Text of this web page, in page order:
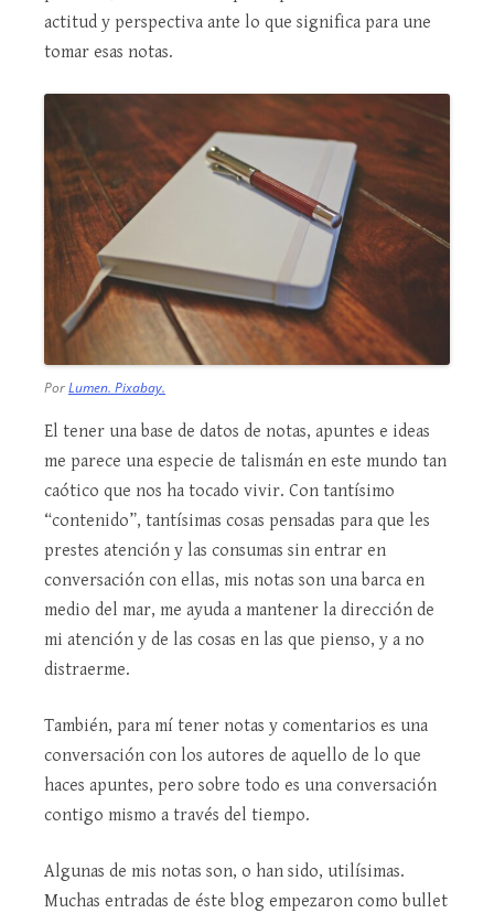
actitud y perspectiva ante lo que significa para une
tomar esas notas.
PorLumen. Pixabay.
El tener una base de datos de notas, apuntes e ideas
me parece una especie de talismán en este mundo tan
caótico que nos ha tocado vivir. Con tantísimo
“contenido”, tantísimas cosas pensadas para que les
prestes atención y las consumas sin entrar en
conversación con ellas, mis notas son una barca en
medio del mar, me ayuda a mantener la dirección de
mi atención y de las cosas en las que pienso, y a no
distraerme.
También, para mí tener notas y comentarios es una
conversación con los autores de aquello de lo que
haces apuntes, pero sobre todo es una conversación
contigo mismo a través del tiempo.
Algunas de mis notas son, o han sido, utilísimas.
Muchas entradas de éste blog empezaron como bullet